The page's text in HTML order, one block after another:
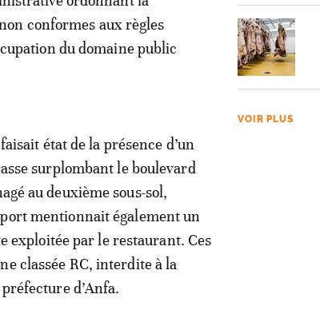
conformes aux règles
du domaine public
état de la présence d’un
surplombant le boulevard
au deuxième sous-sol,
mentionnait également un
exploitée par le restaurant. Ces
classée RC, interdite à la
d’Anfa.
VOIR PLUS